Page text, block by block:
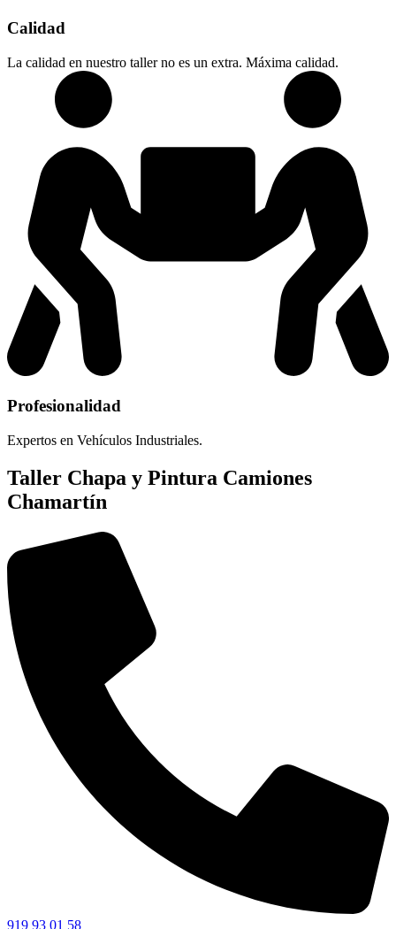
Calidad
La calidad en nuestro taller no es un extra. Máxima calidad.
Profesionalidad
Expertos en Vehículos Industriales.
Taller Chapa y Pintura Camiones
Chamartín
919 93 01 58